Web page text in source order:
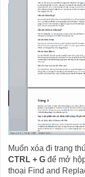
Muốn xóa đi trang
CTRL + G để mở
thoại Find and